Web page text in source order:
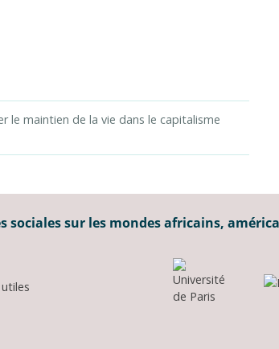
le maintien de la vie dans le capitalisme
sociales sur les mondes africains,